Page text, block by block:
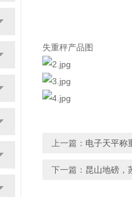
失重秤产品图
上一篇： 电子天平称
下一篇： 昆山地磅，